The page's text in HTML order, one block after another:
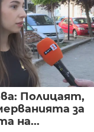
Полицаят,
за
на...